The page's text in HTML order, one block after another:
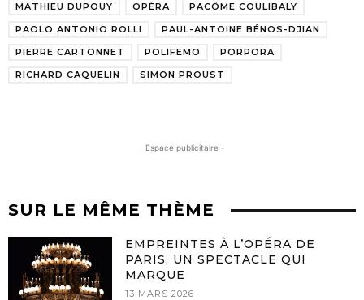
MATHIEU DUPOUY
OPÉRA
PACÔME COULIBALY
PAOLO ANTONIO ROLLI
PAUL-ANTOINE BÉNOS-DJIAN
PIERRE CARTONNET
POLIFEMO
PORPORA
RICHARD CAQUELIN
SIMON PROUST
- Espace publicitaire -
SUR LE MÊME THÈME
EMPREINTES À L’OPÉRA DE
PARIS, UN SPECTACLE QUI
MARQUE
13 MARS 2026